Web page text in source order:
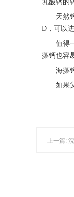
乳酸钙的
天然
D，可以
值得
藻钙也容
海藻
如果
上一篇: